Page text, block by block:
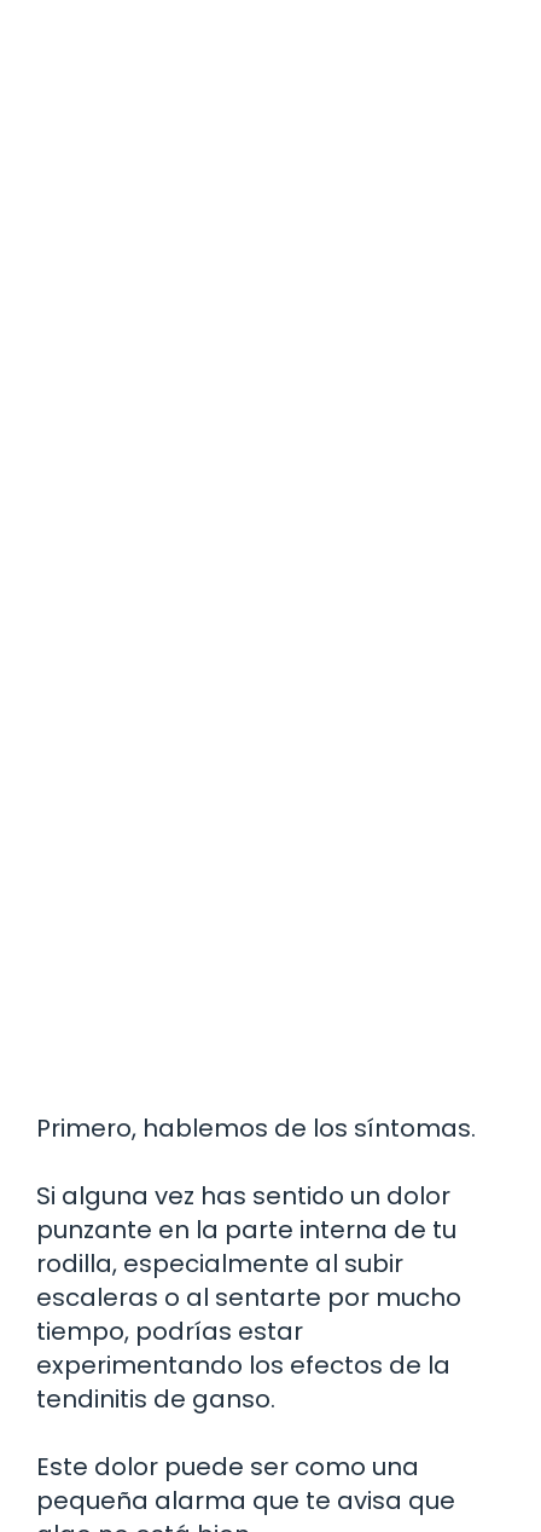
Primero, hablemos de los síntomas.
Si alguna vez has sentido un dolor
punzante en la parte interna de tu
rodilla, especialmente al subir
escaleras o al sentarte por mucho
tiempo, podrías estar
experimentando los efectos de la
tendinitis de ganso.
Este dolor puede ser como una
pequeña alarma que te avisa que